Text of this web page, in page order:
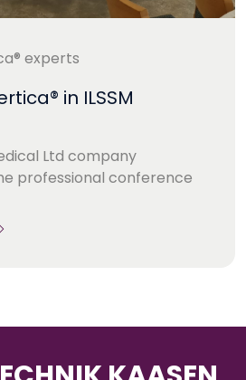
experts
in ILSSM
Ltd company
professional conference